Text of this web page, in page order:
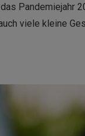
Pandemiejahr
viele kleine